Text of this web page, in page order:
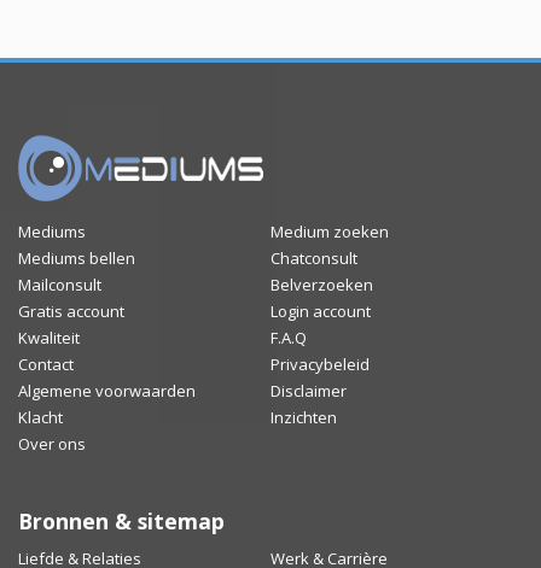
Mediums
Medium zoeken
Mediums bellen
Chatconsult
Mailconsult
Belverzoeken
Gratis account
Login account
Kwaliteit
F.A.Q
Contact
Privacybeleid
Algemene voorwaarden
Disclaimer
Klacht
Inzichten
Over ons
Bronnen & sitemap
Liefde & Relaties Werk & Carrière